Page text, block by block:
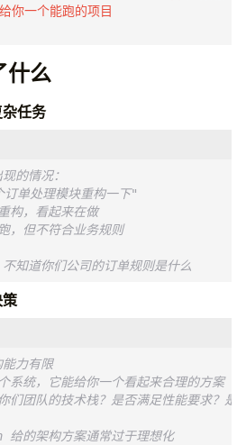
一个能跑的项目
什么
任务
的情况：
单处理模块重构一下"
，看起来在做
，但不符合业务规则
知道你们公司的订单规则是什么
力有限
系统，它能给你一个看起来合理的方案
们团队的技术栈？是否满足性能要求？是
的架构方案通常过于理想化